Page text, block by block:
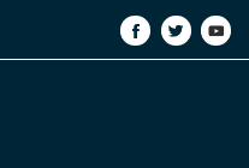
Link a Facebook
Link aLink